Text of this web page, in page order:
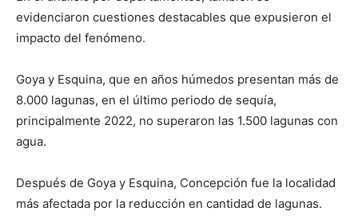
evidenciaron cuestiones destacables que expusieron el
impacto del fenómeno.
Goya y Esquina, que en años húmedos presentan más de
8.000 lagunas, en el último periodo de sequía,
principalmente 2022, no superaron las 1.500 lagunas con
agua.
Después de Goya y Esquina, Concepción fue la localidad
más afectada por la reducción en cantidad de lagunas.